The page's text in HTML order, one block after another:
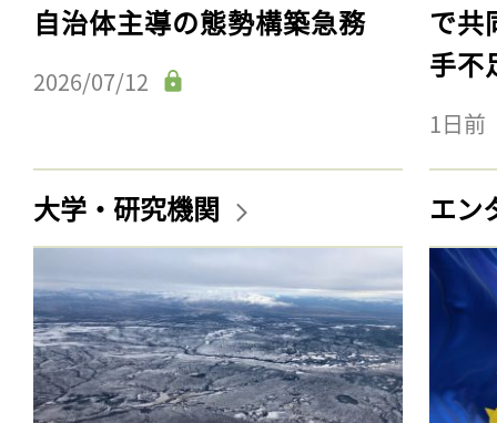
自治体主導の態勢構築急務
2026/07/12
で共
手不
1日前
大学・研究機関 エン